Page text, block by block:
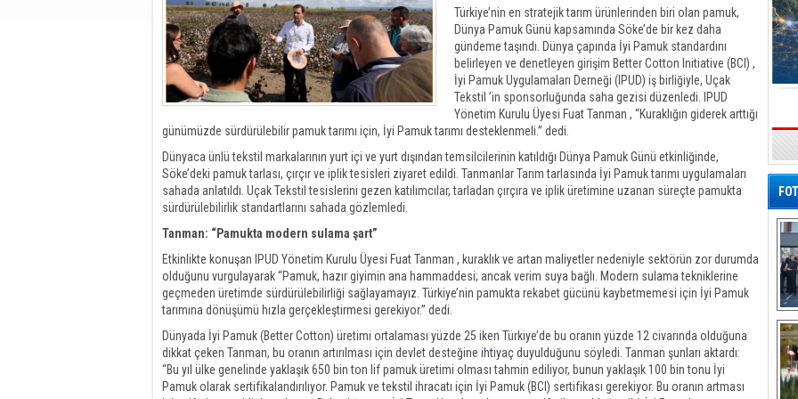
Türkiye’nin en stratejik tarım ürünlerinden biri olan pamuk,
Dünya Pamuk Günü kapsamında Söke’de bir kez daha
gündeme taşındı. Dünya çapında İyi Pamuk standardını
belirleyen ve denetleyen girişim Better Cotton Initiative (BCI) ,
İyi Pamuk Uygulamaları Derneği (IPUD) iş birliğiyle, Uçak
Tekstil ’in sponsorluğunda saha gezisi düzenledi. IPUD
Yönetim Kurulu Üyesi Fuat Tanman , “Kuraklığın giderek arttığı
günümüzde sürdürülebilir pamuk tarımı için, İyi Pamuk tarımı desteklenmeli.” dedi.
Dünyaca ünlü tekstil markalarının yurt içi ve yurt dışından temsilcilerinin katıldığı Dünya Pamuk Günü etkinliğinde,
Söke’deki pamuk tarlası, çırçır ve iplik tesisleri ziyaret edildi. Tanmanlar Tarım tarlasında İyi Pamuk tarımı uygulamaları
sahada anlatıldı. Uçak Tekstil tesislerini gezen katılımcılar, tarladan çırçıra ve iplik üretimine uzanan süreçte pamukta
sürdürülebilirlik standartlarını sahada gözlemledi.
Tanman: “Pamukta modern sulama şart”
Etkinlikte konuşan IPUD Yönetim Kurulu Üyesi Fuat Tanman , kuraklık ve artan maliyetler nedeniyle sektörün zor durumda
olduğunu vurgulayarak “Pamuk, hazır giyimin ana hammaddesi; ancak verim suya bağlı. Modern sulama tekniklerine
geçmeden üretimde sürdürülebilirliği sağlayamayız. Türkiye’nin pamukta rekabet gücünü kaybetmemesi için İyi Pamuk
tarımına dönüşümü hızla gerçekleştirmesi gerekiyor.” dedi.
Dünyada İyi Pamuk (Better Cotton) üretimi ortalaması yüzde 25 iken Türkiye’de bu oranın yüzde 12 civarında olduğuna
dikkat çeken Tanman, bu oranın artırılması için devlet desteğine ihtiyaç duyulduğunu söyledi. Tanman şunları aktardı:
“Bu yıl ülke genelinde yaklaşık 650 bin ton lif pamuk üretimi olması tahmin ediliyor, bunun yaklaşık 100 bin tonu İyi
Pamuk olarak sertifikalandırılıyor. Pamuk ve tekstil ihracatı için İyi Pamuk (BCI) sertifikası gerekiyor. Bu oranın artması